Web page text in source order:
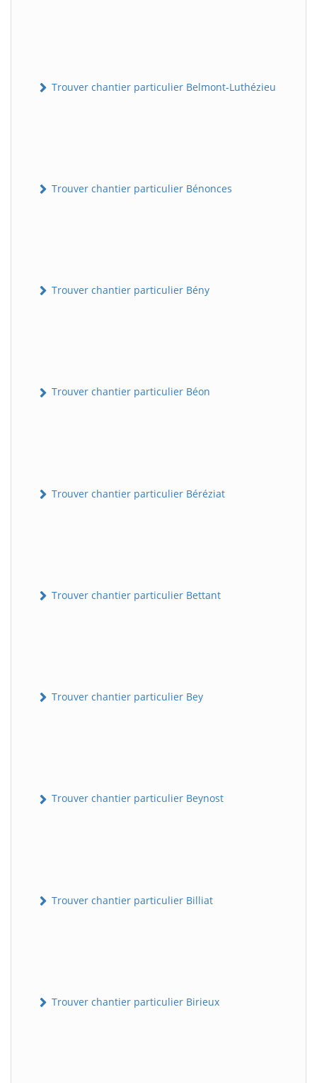
Trouver chantier particulier Belmont-Luthézieu
Trouver chantier particulier Bénonces
Trouver chantier particulier Bény
Trouver chantier particulier Béon
Trouver chantier particulier Béréziat
Trouver chantier particulier Bettant
Trouver chantier particulier Bey
Trouver chantier particulier Beynost
Trouver chantier particulier Billiat
Trouver chantier particulier Birieux